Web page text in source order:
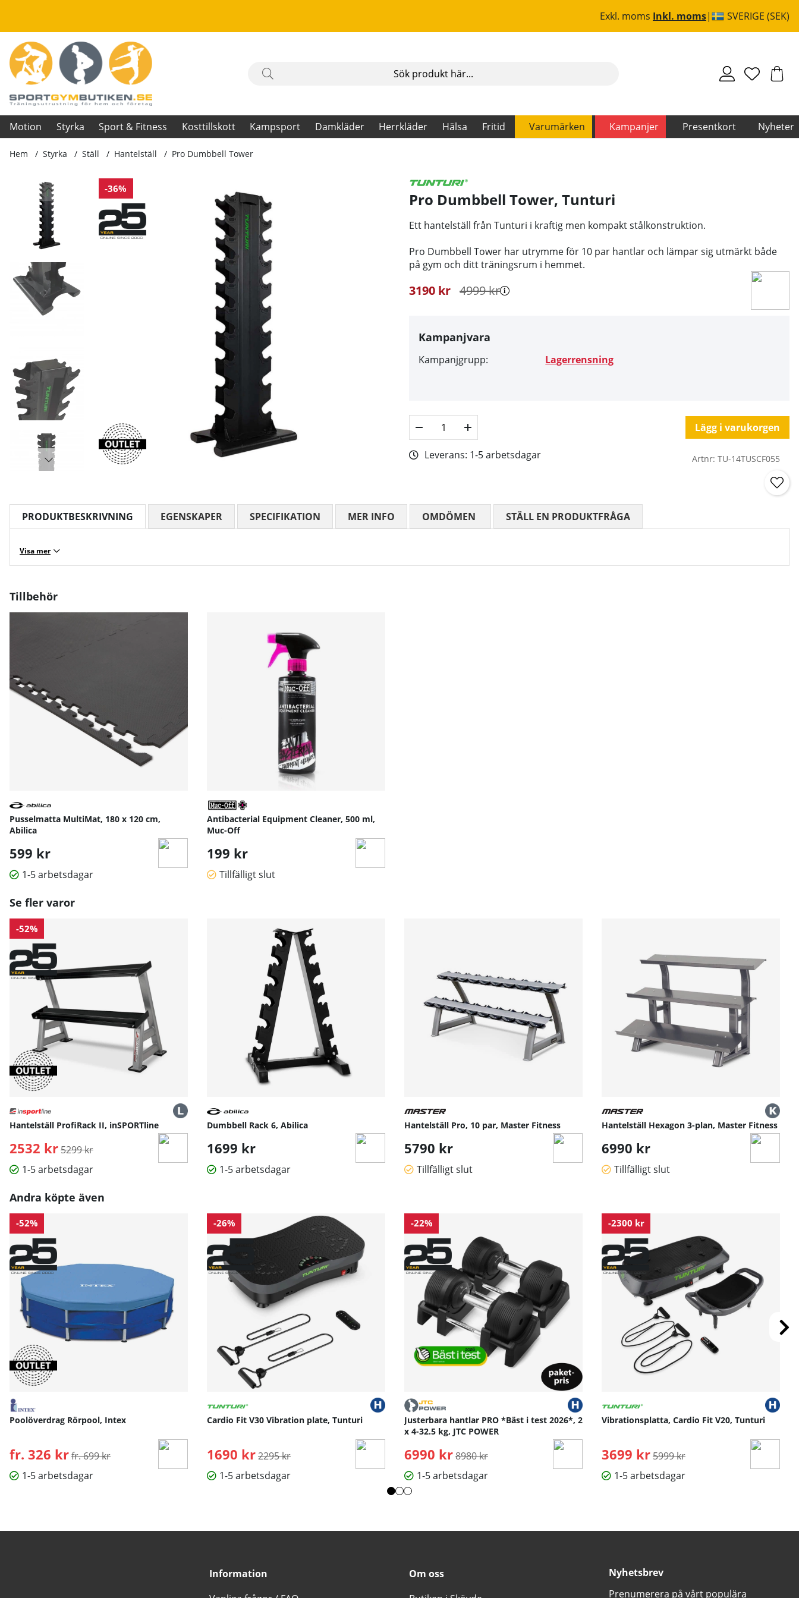
Exkl. moms Inkl. moms SVERIGE (SEK)
Motion Styrka Sport & Fitness Kosttillskott Kampsport Damkläder Herrkläder Hälsa Fritid Varumärken Kampanjer Presentkort Nyheter
Hem Styrka Ställ Hantelställ Pro Dumbbell Tower
-36%
Produktbilder Pro Dumbbell Tower
Pro Dumbbell Tower, Tunturi
Ett hantelställ från Tunturi i kraftig men kompakt stålkonstruktion.
Pro Dumbbell Tower har utrymme för 10 par hantlar och lämpar sig utmärkt både
på gym och ditt träningsrum i hemmet.
4999kr
3190 kr
Kampanjvara
Kampanjgrupp: Lagerrensning
Lägg i varukorgen
Leverans: 1-5 arbetsdagar Artnr: TU-14TUSCF055
PRODUKTBESKRIVNING
Visa mer
EGENSKAPER SPECIFIKATION MER INFO OMDÖMEN MEDELBETYG 0 AV 5 ANTAL BETYG 0
STÄLL EN PRODUKTFRÅGA
Tillbehör
Pusselmatta MultiMat, 180 x 120 cm,
Abilica
599 kr
1-5 arbetsdagar
Antibacterial Equipment Cleaner, 500 ml,
Muc-Off
199 kr
Tillfälligt slut
Se fler varor
-52%
Hantelställ ProfiRack II, inSPORTline
2532 kr Ordinarie pris:
5299 kr
1-5 arbetsdagar
Dumbbell Rack 6, Abilica
1699 kr
1-5 arbetsdagar
Hantelställ Pro, 10 par, Master Fitness
5790 kr
Tillfälligt slut
Hantelställ Hexagon 3-plan, Master Fitness
6990 kr
Tillfälligt slut
Andra köpte även
-52%
Poolöverdrag Rörpool, Intex
fr. 326 krOrdinarie pris:
fr. 699 kr
1-5 arbetsdagar
-26%
Cardio Fit V30 Vibration plate, Tunturi
1690 kr Ordinarie pris:
2295 kr
1-5 arbetsdagar
-22%
Justerbara hantlar PRO *Bäst i test 2026*, 2
x 4-32.5 kg, JTC POWER
6990 kr Ordinarie pris:
8980 kr
1-5 arbetsdagar
-2300 kr
Vibrationsplatta, Cardio Fit V20, Tunturi
3699 kr Ordinarie pris:
5999 kr
1-5 arbetsdagar
Information
Om oss
Nyhetsbrev
Prenumerera på vårt populära